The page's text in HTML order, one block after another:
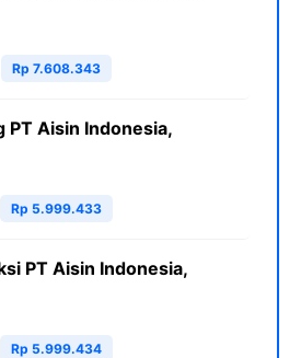
Rp 7.608.343
Aisin Indonesia,
Rp 5.999.433
PT Aisin Indonesia,
Rp 5.999.434